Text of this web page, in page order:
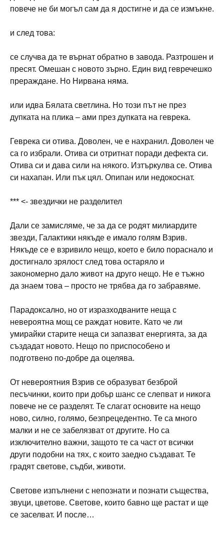
повече не би могъл сам да я достигне и да се измъкне.
и след това:
се случва да те върнат обратно в завода. Разтрошен и
пресят. Омешан с новото зърно. Един вид гевречешко
прераждане. Но Нирвана няма.
или идва Бялата светлина. Но този път не през
дупката на плика – ами през дупката на геврека.
Геврека си отива. Доволен, че е нахранил. Доволен че
са го избрали. Отива си отритнат поради дефекта си.
Отива си и дава сили на някого. Изтъркулва се. Отива
си нахапан. Или пък цял. Опипан или недокоснат.
*** <- звездички не разделител
Дали се замисляме, че за да се родят милиардите
звезди, Галактики някъде е имало голям Взрив.
Някъде се е взривило нещо, което е било пораснало и
достигнало зрялост след това остаряло и
закономерно дало живот на друго нещо. Не е тъжно
да знаем това – просто не трябва да го забравяме.
Парадоксално, но от изразходваните неща с
невероятна мощ се раждат новите. Като че ли
умирайки старите неща си запазват енергията, за да
създадат новото. Нещо по приспособено и
подготвено по-добре да оцелява.
От невероятния Взрив се образуват безброй
песъчинки, които при добър шанс се слепват и никога
повече не се разделят. Те слагат основите на нещо
ново, силно, голямо, безпрецедентно. Те са много
малки и не се забелязват от другите. Но са
изключително важни, защото те са част от всички
други подобни на тях, с които заедно създават. Те
градят светове, съдби, животи.
Светове изпълнени с непознати и познати същества,
звуци, цветове. Светове, които бавно ще растат и ще
се заселват. И после…